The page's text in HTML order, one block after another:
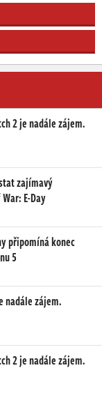
2 je nadále zájem.
zajímavý
E-Day
připomíná konec
5
nadále zájem.
2 je nadále zájem.